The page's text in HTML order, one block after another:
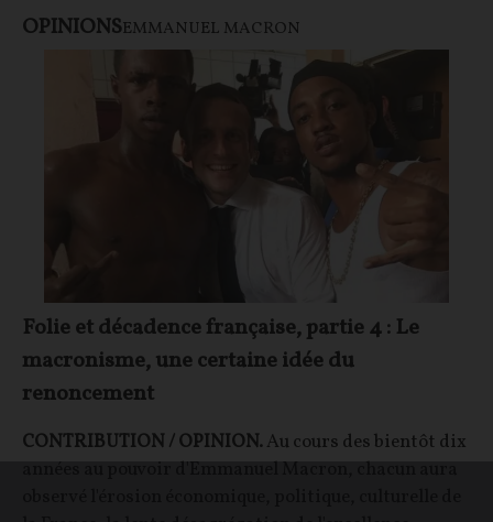
OPINIONSEMMANUEL MACRON
Folie et décadence française, partie 4 : Le
macronisme, une certaine idée du
renoncement
CONTRIBUTION / OPINION.Au cours des bientôt dix
années au pouvoir d'Emmanuel Macron, chacun aura